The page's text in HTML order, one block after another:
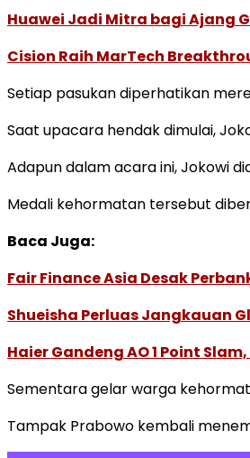
Huawei Jadi Mitra bagi Ajang
Cision Raih MarTech
Setiap pasukan diperhatikan
Saat upacara hendak dimulai,
Adapun dalam acara ini, Jokowi
Medali kehormatan tersebut
Baca Juga:
Fair Finance Asia Desak
Shueisha Perluas Jangkauan
Haier Gandeng AO 1 Point
Sementara gelar warga
Tampak Prabowo kembali